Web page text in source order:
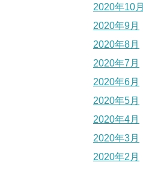
2020年10月
2020年9月
2020年8月
2020年7月
2020年6月
2020年5月
2020年4月
2020年3月
2020年2月